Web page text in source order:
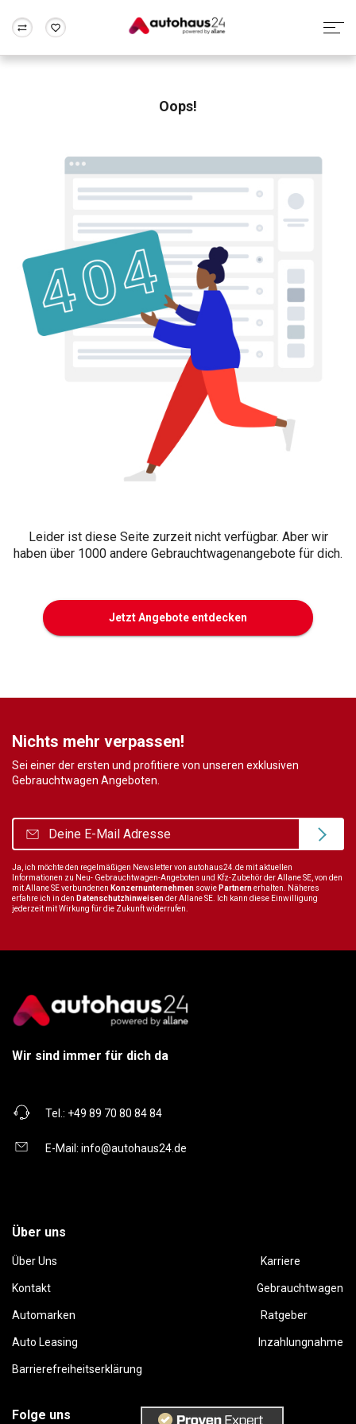
Rund um die Inzahlungnahme
Oops!
Leider ist diese Seite zurzeit nicht verfügbar. Aber wir
haben über 1000 andere Gebrauchtwagenangebote für dich.
Jetzt Angebote entdecken
Nichts mehr verpassen!
Sei einer der ersten und profitiere von unseren exklusiven
Gebrauchtwagen Angeboten.
Ja, ich möchte den regelmäßigen Newsletter von autohaus24.de mit aktuellen
Informationen zu Neu- Gebrauchtwagen-Angeboten und Kfz-Zubehör der Allane SE, von den
mit Allane SE verbundenen Konzernunternehmen sowie Partnernerhalten. Näheres
erfahre ich in den Datenschutzhinweisender Allane SE. Ich kann diese Einwilligung
jederzeit mit Wirkung für die Zukunft widerrufen.
Wir sind immer für dich da
Tel.: +49 89 70 80 84 84
E-Mail: info@autohaus24.de
Über uns
Über Uns Karriere
Kontakt Gebrauchtwagen
Automarken Ratgeber
Auto Leasing Inzahlungnahme
Barrierefreiheitserklärung
Folge uns